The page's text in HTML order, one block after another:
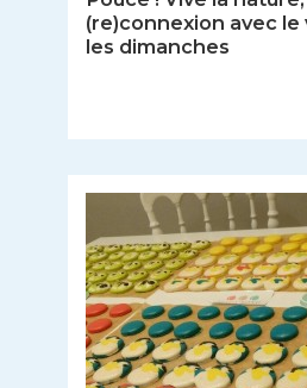
(re)connexion avec le
les dimanches